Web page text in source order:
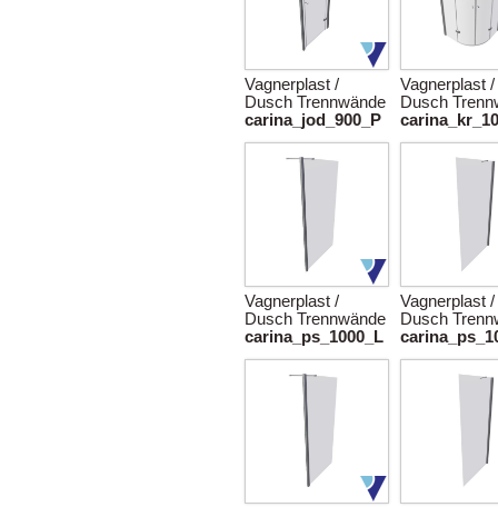
Vagnerplast /
Dusch Trennwände
carina_jod_900_P
Vagnerplast /
Dusch
Vagnerplast /
Dusch Trennwände
carina_ps_1000_L
Vagnerplast /
Dusch